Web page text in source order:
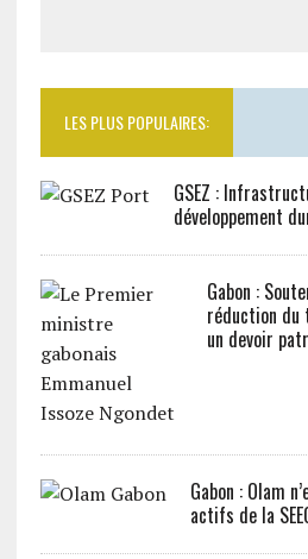
LES PLUS POPULAIRES:
GSEZ :
développement
Gabon :
réduction du
un devoir
Gabon : Olam
actifs de la